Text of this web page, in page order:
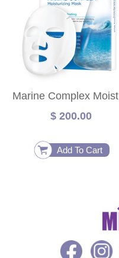
$ 200.00
Add To Cart